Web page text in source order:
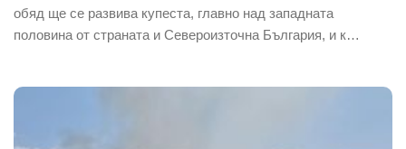
обяд ще се развива купеста, главно над западната
половина от страната и Североизточна България, и к…